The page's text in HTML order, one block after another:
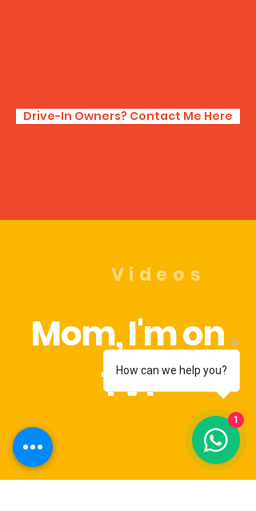
Drive-In Owners? Contact Me Here
Videos
Mom, I'm on
TV!
How can we help you?
1